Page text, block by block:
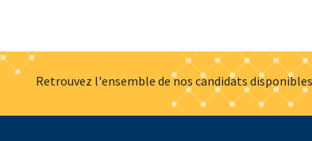
Retrouvez l'ensemble de nos candidats